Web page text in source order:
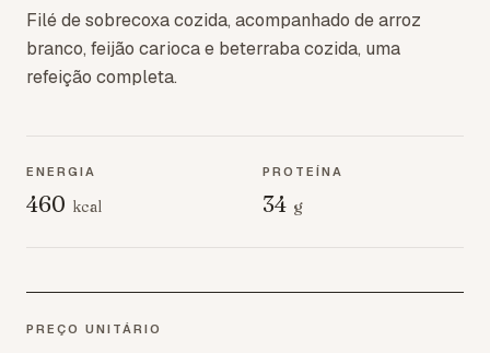
Filé de sobrecoxa cozida, acompanhado de arroz
branco, feijão carioca e beterraba cozida, uma
refeição completa.
ENERGIA
460 kcal
PROTEÍNA
34 g
PREÇO UNITÁRIO